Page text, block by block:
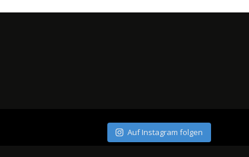
Auf Instagram folgen